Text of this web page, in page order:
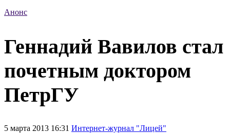
Анонс
Геннадий Вавилов стал
почетным доктором
ПетрГУ
5 марта 2013 16:31 Интернет-журнал "Лицей"